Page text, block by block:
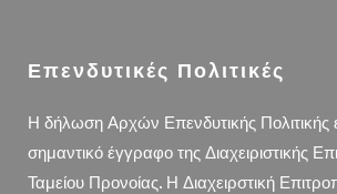
Επενδυτικές Πολιτικές
Η δήλωση Αρχών Επενδυτικής Πολιτικής
σημαντικό έγγραφο της Διαχειριστικής
Ταμείου Προνοίας. Η Διαχειρστική